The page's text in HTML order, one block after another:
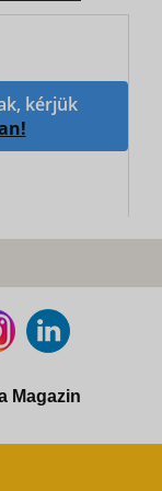
kérjük
Magazin